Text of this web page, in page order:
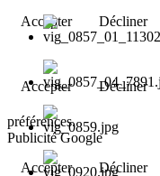
Accepter
Décliner
Accepter
Décliner
préférences.
Publicité Google
Accepter
Décliner